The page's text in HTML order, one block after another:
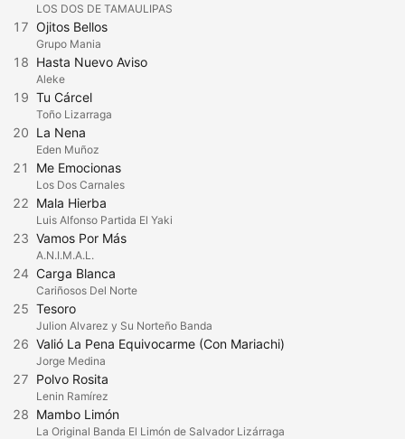
LOS DOS DE TAMAULIPAS
17 Ojitos Bellos
Grupo Mania
18 Hasta Nuevo Aviso
Aleke
19 Tu Cárcel
Toño Lizarraga
20 La Nena
Eden Muñoz
21 Me Emocionas
Los Dos Carnales
22 Mala Hierba
Luis Alfonso Partida El Yaki
23 Vamos Por Más
A.N.I.M.A.L.
24 Carga Blanca
Cariñosos Del Norte
25 Tesoro
Julion Alvarez y Su Norteño Banda
26 Valió La Pena Equivocarme (Con Mariachi)
Jorge Medina
27 Polvo Rosita
Lenin Ramírez
28 Mambo Limón
La Original Banda El Limón de Salvador Lizárraga